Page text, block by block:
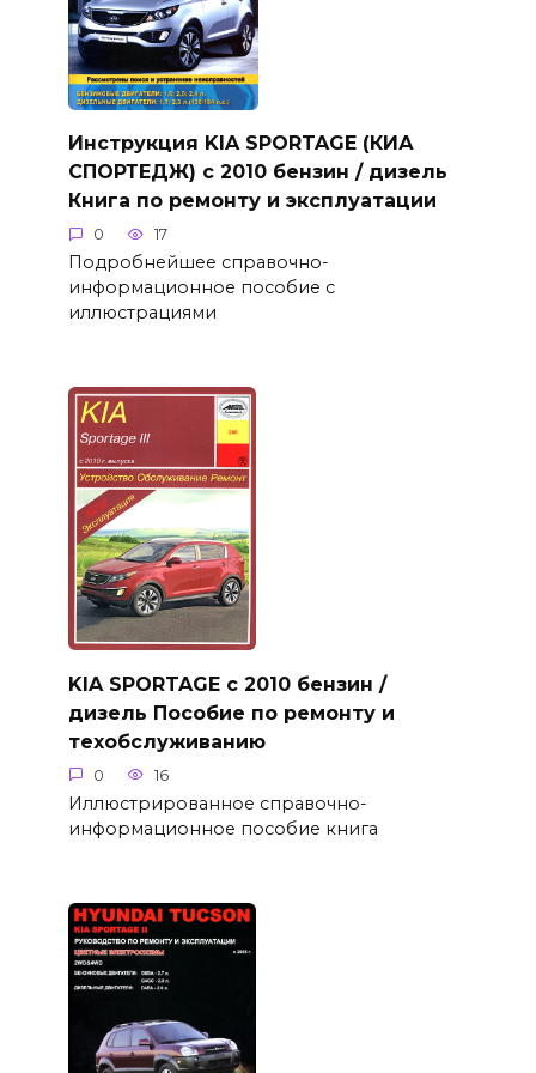
Инструкция KIA SPORTAGE (КИА
СПОРТЕДЖ) с 2010 бензин / дизель
Книга по ремонту и эксплуатации
0 17
Подробнейшее справочно-
информационное пособие с
иллюстрациями
KIA SPORTAGE с 2010 бензин /
дизель Пособие по ремонту и
техобслуживанию
0 16
Иллюстрированное справочно-
информационное пособие книга